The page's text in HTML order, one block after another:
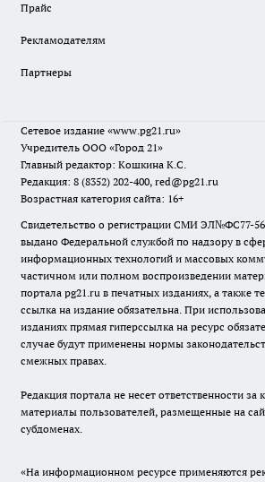
Прайс
Рекламодателям
Партнеры
Сетевое издание «www.pg21.ru»
Учредитель ООО «Город 21»
Главный редактор: Кошкина К.С.
Редакция: 8 (8352) 202-400, red@pg21.ru
Возрастная категория сайта: 16+
Свидетельство о регистрации СМИ ЭЛ№ФС77-
выдано Федеральной службой по надзору в
информационных технологий и массовых
частичном или полном воспроизведении
портала pg21.ru в печатных изданиях, а также
ссылка на издание обязательна. При
изданиях прямая гиперссылка на ресурс
случае будут применены нормы
смежных правах.
Редакция портала не несет ответственности
материалы пользователей, размещенные на
субдоменах.
«На информационном ресурсе применяются